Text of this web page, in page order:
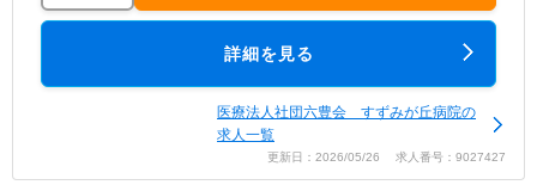
詳細を見る
医療法人社団六豊会 すずみが丘病院の
求人一覧
更新日：2026/05/26 求人番号：9027427